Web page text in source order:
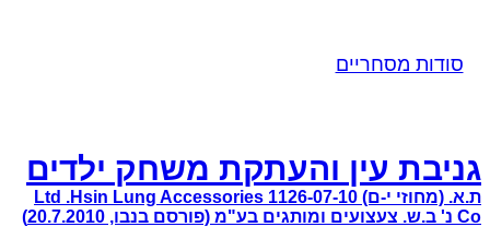
סודות מסחריים
גניבת עין והעתקת משחק ילדים
ת.א. (מחוזי י-ם) 1126-07-10 Ltd .Hsin Lung Accessories
Co נ' ב.ש. צעצועים ומותגים בע"מ (פורסם בנבו, 20.7.2010)